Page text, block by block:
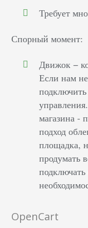
Требует
Спорный момент:
Движок −
Если нам
магазина -
подход
площадка,
продумать
OpenCart